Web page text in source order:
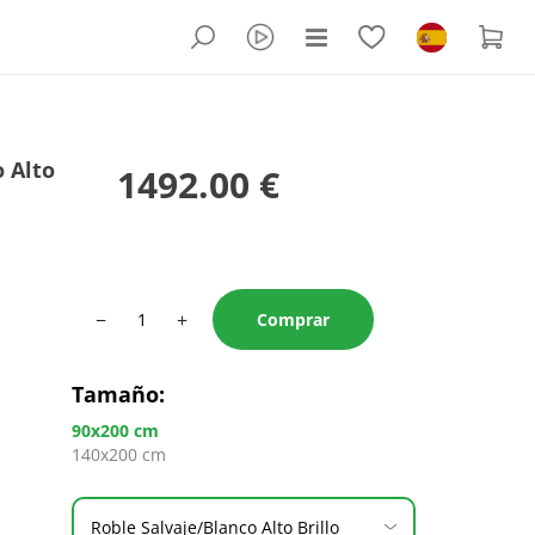
Alto
1492.00 €
− + Comprar
Tamaño:
90x200 cm
140x200 cm
Roble Salvaje/Blanco Alto Brillo